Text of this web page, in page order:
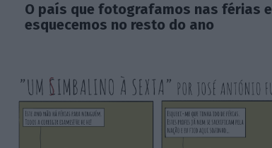
O país que fotografamos nas férias e
esquecemos no resto do ano